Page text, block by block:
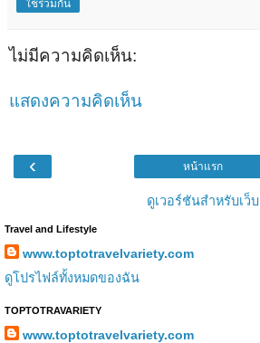
ใช้ร่วมกัน
ไม่มีความคิดเห็น:
แสดงความคิดเห็น
‹ หน้าแรก
ดูเวอร์ชันสำหรับเว็บ
Travel and Lifestyle
www.toptotravelvariety.com
ดูโปรไฟล์ทั้งหมดของฉัน
TOPTOTRAVARIETY
www.toptotravelvariety.com